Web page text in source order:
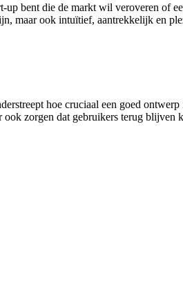
bent die de markt wil veroveren of
maar ook intuïtief, aantrekkelijk en
hoe cruciaal een goed
zorgen dat gebruikers terug blijven